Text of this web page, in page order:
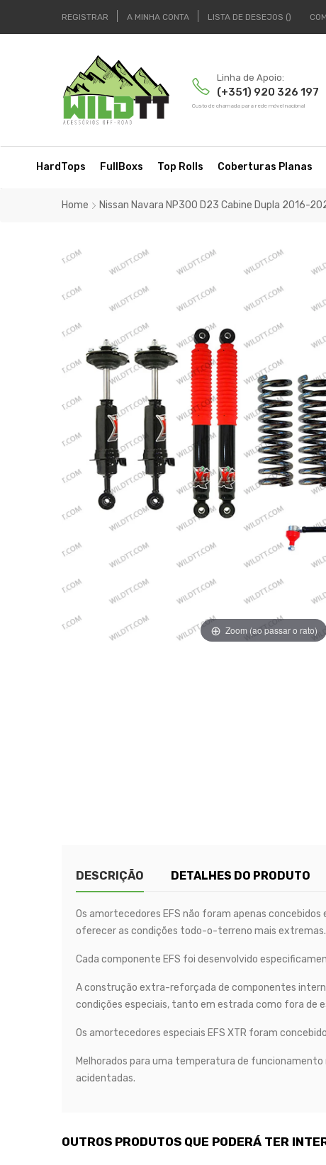
REGISTRAR A MINHA CONTA LISTA DE DESEJOS
Linha de Apoio:
(+351) 920 326 197
Custo de chamada para rede móvel nacional
HardTops FullBoxs Top Rolls Coberturas Planas
Home Nissan Navara NP300 D23 Cabine Dupla 2016-
Zoom (ao passar o rato)
DESCRIÇÃO DETALHES DO PRODUTO
Os amortecedores EFS não foram apenas
oferecer as condições todo-o-terreno mais extremas.
Cada componente EFS foi desenvolvido
A construção extra-reforçada de componentes
condições especiais, tanto em estrada como fora de
Os amortecedores especiais EFS XTR foram
Melhorados para uma temperatura de
acidentadas.
OUTROS PRODUTOS QUE PODERÁ TER